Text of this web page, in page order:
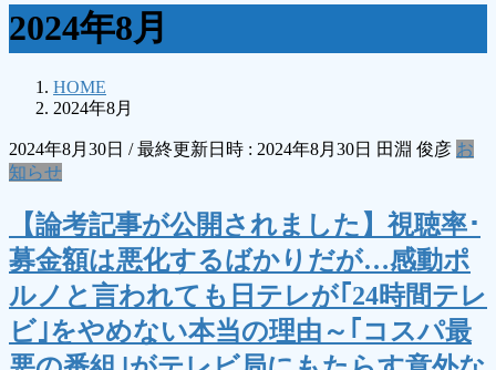
2024年8月
HOME
2024年8月
2024年8月30日 / 最終更新日時 : 2024年8月30日 田淵 俊彦 お
知らせ
【論考記事が公開されました】視聴率･
募金額は悪化するばかりだが…感動ポ
ルノと言われても日テレが｢24時間テレ
ビ｣をやめない本当の理由～｢コスパ最